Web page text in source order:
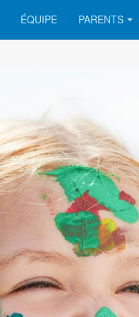
ÉQUIPE PARENTS